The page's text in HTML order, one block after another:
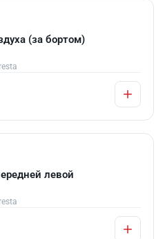
(за бортом)
левой